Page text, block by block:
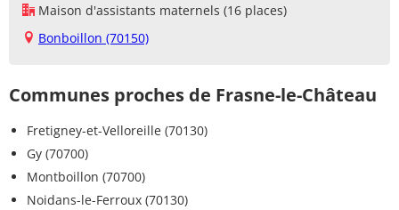
Maison d'assistants maternels (16 places)
Bonboillon (70150)
Communes proches de Frasne-le-Château
Fretigney-et-Velloreille (70130)
Gy (70700)
Montboillon (70700)
Noidans-le-Ferroux (70130)